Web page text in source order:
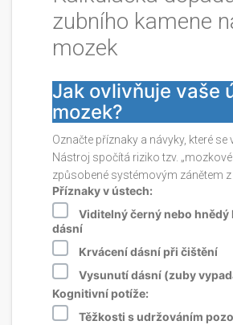
zubního kamene
mozek
Jak ovlivňuje vaše
mozek?
Označte příznaky a návyky, které se
Nástroj spočítá riziko tzv.
způsobené systémovým zánětem z
Příznaky v ústech:
Viditelný černý nebo hnědý
dásní
Krvácení dásní při čištění
Vysunutí dásní (zuby
Kognitivní potíže:
Těžkosti s udržováním